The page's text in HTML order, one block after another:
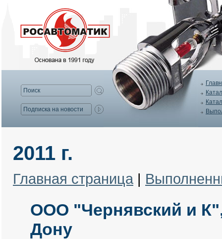
2011 г.
Главная страница |
ООО "Чернявский и К",
Дону